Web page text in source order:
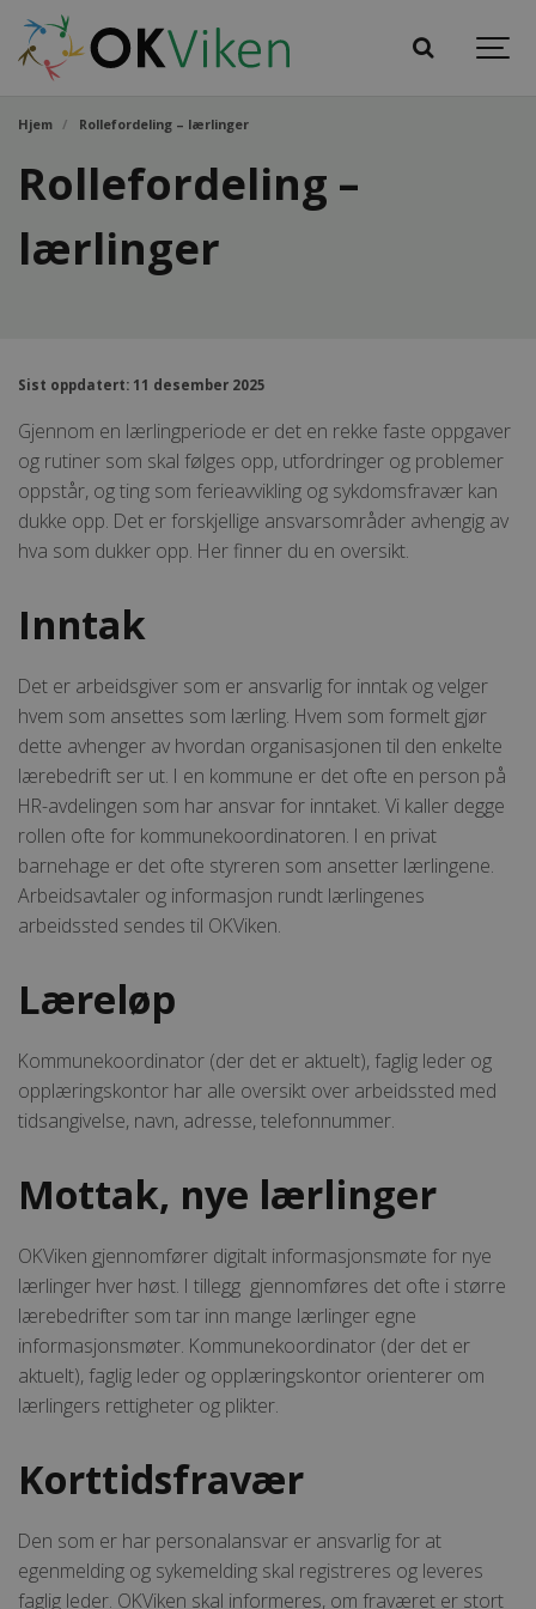
Hjem Rollefordeling – lærlinger
Rollefordeling –
lærlinger
Sist oppdatert: 11 desember 2025
Gjennom en lærlingperiode er det en rekke faste oppgaver
og rutiner som skal følges opp, utfordringer og problemer
oppstår, og ting som ferieavvikling og sykdomsfravær kan
dukke opp. Det er forskjellige ansvarsområder avhengig av
hva som dukker opp. Her finner du en oversikt.
Inntak
Det er arbeidsgiver som er ansvarlig for inntak og velger
hvem som ansettes som lærling. Hvem som formelt gjør
dette avhenger av hvordan organisasjonen til den enkelte
lærebedrift ser ut. I en kommune er det ofte en person på
HR-avdelingen som har ansvar for inntaket. Vi kaller degge
rollen ofte for kommunekoordinatoren. I en privat
barnehage er det ofte styreren som ansetter lærlingene.
Arbeidsavtaler og informasjon rundt lærlingenes
arbeidssted sendes til OKViken.
Læreløp
Kommunekoordinator (der det er aktuelt), faglig leder og
opplæringskontor har alle oversikt over arbeidssted med
tidsangivelse, navn, adresse, telefonnummer.
Mottak, nye lærlinger
OKViken gjennomfører digitalt informasjonsmøte for nye
lærlinger hver høst. I tillegg gjennomføres det ofte i større
lærebedrifter som tar inn mange lærlinger egne
informasjonsmøter. Kommunekoordinator (der det er
aktuelt), faglig leder og opplæringskontor orienterer om
lærlingers rettigheter og plikter.
Korttidsfravær
Den som er har personalansvar er ansvarlig for at
egenmelding og sykemelding skal registreres og leveres
faglig leder. OKViken skal informeres, om fraværet er stort